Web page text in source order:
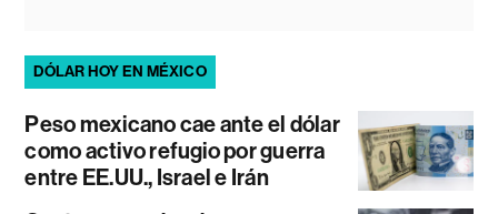
DÓLAR HOY EN MÉXICO
Peso mexicano cae ante el dólar
como activo refugio por guerra
entre EE.UU., Israel e Irán